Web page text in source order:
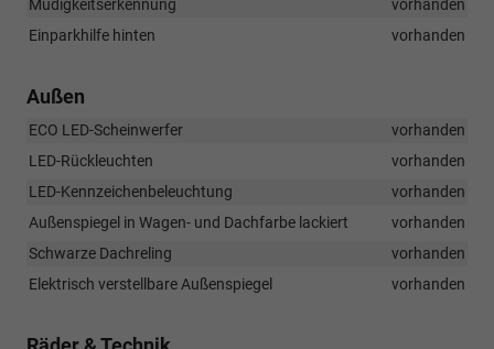
Müdigkeitserkennung
vorhanden
Einparkhilfe hinten
vorhanden
Außen
ECO LED-Scheinwerfer
vorhanden
LED-Rückleuchten
vorhanden
LED-Kennzeichenbeleuchtung
vorhanden
Außenspiegel in Wagen- und Dachfarbe lackiert
vorhanden
Schwarze Dachreling
vorhanden
Elektrisch verstellbare Außenspiegel
vorhanden